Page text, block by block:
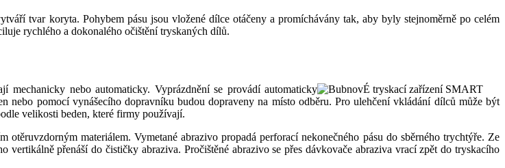
tvar koryta. Pohybem pásu jsou vložené dílce otáčeny a promíchávány tak, aby byly stejnoměrně po celém
rychlého a dokonalého očištění tryskaných dílů.
nebo automaticky. Vyprázdnění se provádí automaticky
nebo pomocí vynášecího dopravníku budou dopraveny na místo odběru. Pro ulehčení vkládání dílců může být
velikosti beden, které firmy používají.
materiálem. Vymetané abrazivo propadá perforací nekonečného pásu do sběrného trychtýře. Ze
přenáší do čističky abraziva. Pročištěné abrazivo se přes dávkovače abraziva vrací zpět do tryskacího